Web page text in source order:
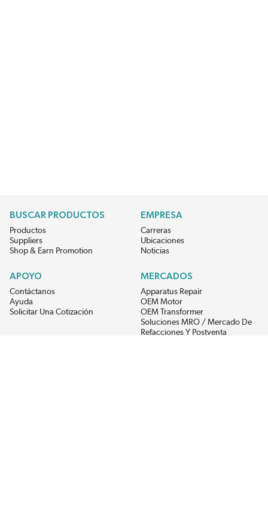
BUSCAR PRODUCTOS
Productos
Suppliers
Shop & Earn Promotion
EMPRESA
Carreras
Ubicaciones
Noticias
APOYO
Contáctanos
Ayuda
Solicitar Una Cotización
MERCADOS
Apparatus Repair
OEM Motor
OEM Transformer
Soluciones MRO / Mercado De
Refacciones Y Postventa